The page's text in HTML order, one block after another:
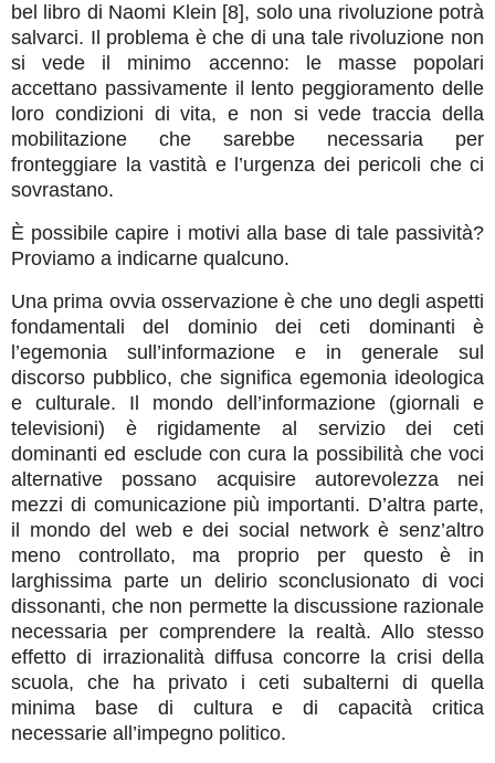
bel libro di Naomi Klein [8], solo una rivoluzione potrà
salvarci. Il problema è che di una tale rivoluzione non
si vede il minimo accenno: le masse popolari
accettano passivamente il lento peggioramento delle
loro condizioni di vita, e non si vede traccia della
mobilitazione che sarebbe necessaria per
fronteggiare la vastità e l’urgenza dei pericoli che ci
sovrastano.
È possibile capire i motivi alla base di tale passività?
Proviamo a indicarne qualcuno.
Una prima ovvia osservazione è che uno degli aspetti
fondamentali del dominio dei ceti dominanti è
l’egemonia sull’informazione e in generale sul
discorso pubblico, che significa egemonia ideologica
e culturale. Il mondo dell’informazione (giornali e
televisioni) è rigidamente al servizio dei ceti
dominanti ed esclude con cura la possibilità che voci
alternative possano acquisire autorevolezza nei
mezzi di comunicazione più importanti. D’altra parte,
il mondo del web e dei social network è senz’altro
meno controllato, ma proprio per questo è in
larghissima parte un delirio sconclusionato di voci
dissonanti, che non permette la discussione razionale
necessaria per comprendere la realtà. Allo stesso
effetto di irrazionalità diffusa concorre la crisi della
scuola, che ha privato i ceti subalterni di quella
minima base di cultura e di capacità critica
necessarie all’impegno politico.